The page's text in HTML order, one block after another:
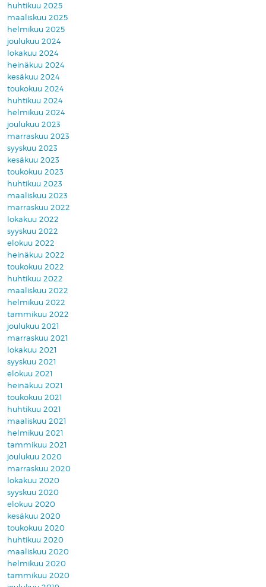
huhtikuu 2025
maaliskuu 2025
helmikuu 2025
joulukuu 2024
lokakuu 2024
heinäkuu 2024
kesäkuu 2024
toukokuu 2024
huhtikuu 2024
helmikuu 2024
joulukuu 2023
marraskuu 2023
syyskuu 2023
kesäkuu 2023
toukokuu 2023
huhtikuu 2023
maaliskuu 2023
marraskuu 2022
lokakuu 2022
syyskuu 2022
elokuu 2022
heinäkuu 2022
toukokuu 2022
huhtikuu 2022
maaliskuu 2022
helmikuu 2022
tammikuu 2022
joulukuu 2021
marraskuu 2021
lokakuu 2021
syyskuu 2021
elokuu 2021
heinäkuu 2021
toukokuu 2021
huhtikuu 2021
maaliskuu 2021
helmikuu 2021
tammikuu 2021
joulukuu 2020
marraskuu 2020
lokakuu 2020
syyskuu 2020
elokuu 2020
kesäkuu 2020
toukokuu 2020
huhtikuu 2020
maaliskuu 2020
helmikuu 2020
tammikuu 2020